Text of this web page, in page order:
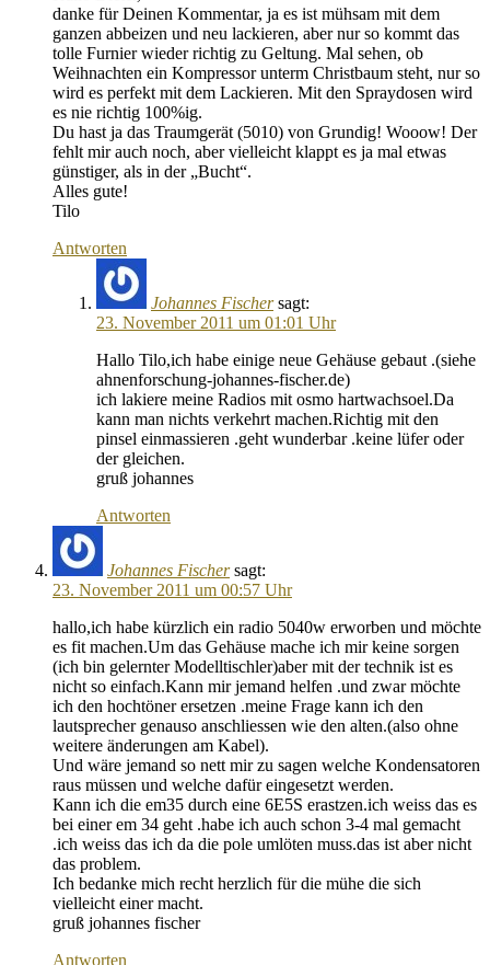
danke für Deinen Kommentar, ja es ist mühsam mit dem
ganzen abbeizen und neu lackieren, aber nur so kommt das
tolle Furnier wieder richtig zu Geltung. Mal sehen, ob
Weihnachten ein Kompressor unterm Christbaum steht, nur so
wird es perfekt mit dem Lackieren. Mit den Spraydosen wird
es nie richtig 100%ig.
Du hast ja das Traumgerät (5010) von Grundig! Wooow! Der
fehlt mir auch noch, aber vielleicht klappt es ja mal etwas
günstiger, als in der „Bucht“.
Alles gute!
Tilo
Antworten
Johannes Fischer sagt:
23. November 2011 um 01:01 Uhr
Hallo Tilo,ich habe einige neue Gehäuse gebaut .(siehe
ahnenforschung-johannes-fischer.de)
ich lakiere meine Radios mit osmo hartwachsoel.Da
kann man nichts verkehrt machen.Richtig mit den
pinsel einmassieren .geht wunderbar .keine lüfer oder
der gleichen.
gruß johannes
Antworten
Johannes Fischer sagt:
23. November 2011 um 00:57 Uhr
hallo,ich habe kürzlich ein radio 5040w erworben und möchte
es fit machen.Um das Gehäuse mache ich mir keine sorgen
(ich bin gelernter Modelltischler)aber mit der technik ist es
nicht so einfach.Kann mir jemand helfen .und zwar möchte
ich den hochtöner ersetzen .meine Frage kann ich den
lautsprecher genauso anschliessen wie den alten.(also ohne
weitere änderungen am Kabel).
Und wäre jemand so nett mir zu sagen welche Kondensatoren
raus müssen und welche dafür eingesetzt werden.
Kann ich die em35 durch eine 6E5S erastzen.ich weiss das es
bei einer em 34 geht .habe ich auch schon 3-4 mal gemacht
.ich weiss das ich da die pole umlöten muss.das ist aber nicht
das problem.
Ich bedanke mich recht herzlich für die mühe die sich
vielleicht einer macht.
gruß johannes fischer
Antworten